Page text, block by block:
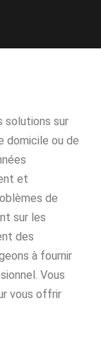
solutions sur
domicile ou de
et
de
sur les
des
à fournir
Vous
vous offrir